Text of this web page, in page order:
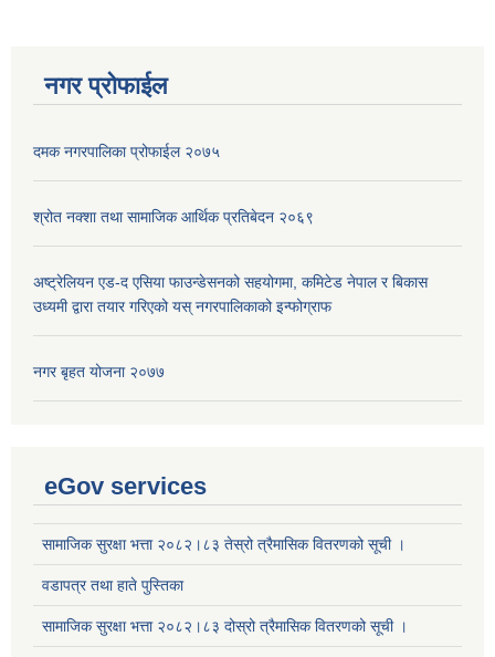
नगर प्रोफाईल
दमक नगरपालिका प्रोफाईल २०७५
श्रोत नक्शा तथा सामाजिक आर्थिक प्रतिबेदन २०६९
अष्ट्रेलियन एड-द एसिया फाउन्डेसनको सहयोगमा, कमिटेड नेपाल र बिकास
उध्यमी द्वारा तयार गरिएको यस् नगरपालिकाको इन्फोग्राफ
नगर बृहत योजना २०७७
eGov services
सामाजिक सुरक्षा भत्ता २०८२।८३ तेस्रो त्रैमासिक वितरणको सूची ।
वडापत्र तथा हाते पुस्तिका
सामाजिक सुरक्षा भत्ता २०८२।८३ दोस्रो त्रैमासिक वितरणको सूची ।